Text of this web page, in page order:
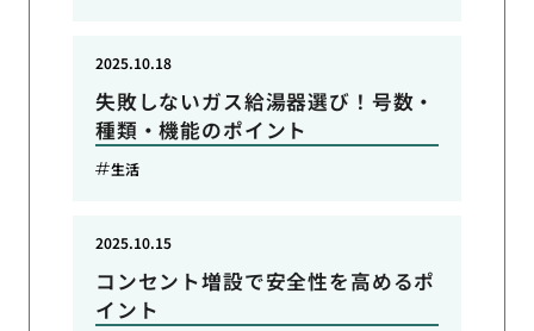
失敗しないガス給湯器選び！号数・
種類・機能のポイント
2025.10.18
生活
コンセント増設で安全性を高めるポ
イント
2025.10.15